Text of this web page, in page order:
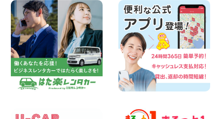
夏季休暇のお知らせ 東京都 墨田両国店
100円レンタカー 墨田両国
2026年08月07日
三河安城店 8月後半のレンタカー予約は
お早めに♪ルーミーご予約受付中です! 愛
知県 三河安城店
100円レンタカー 三河安城
2026年08月07日
お盆シーズン空きあり!!100円レンタカー